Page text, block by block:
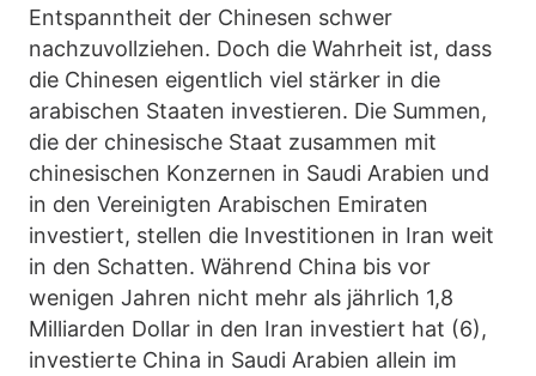
Entspanntheit der Chinesen schwer
nachzuvollziehen. Doch die Wahrheit ist, dass
die Chinesen eigentlich viel stärker in die
arabischen Staaten investieren. Die Summen,
die der chinesische Staat zusammen mit
chinesischen Konzernen in Saudi Arabien und
in den Vereinigten Arabischen Emiraten
investiert, stellen die Investitionen in Iran weit
in den Schatten. Während China bis vor
wenigen Jahren nicht mehr als jährlich 1,8
Milliarden Dollar in den Iran investiert hat (6),
investierte China in Saudi Arabien allein im